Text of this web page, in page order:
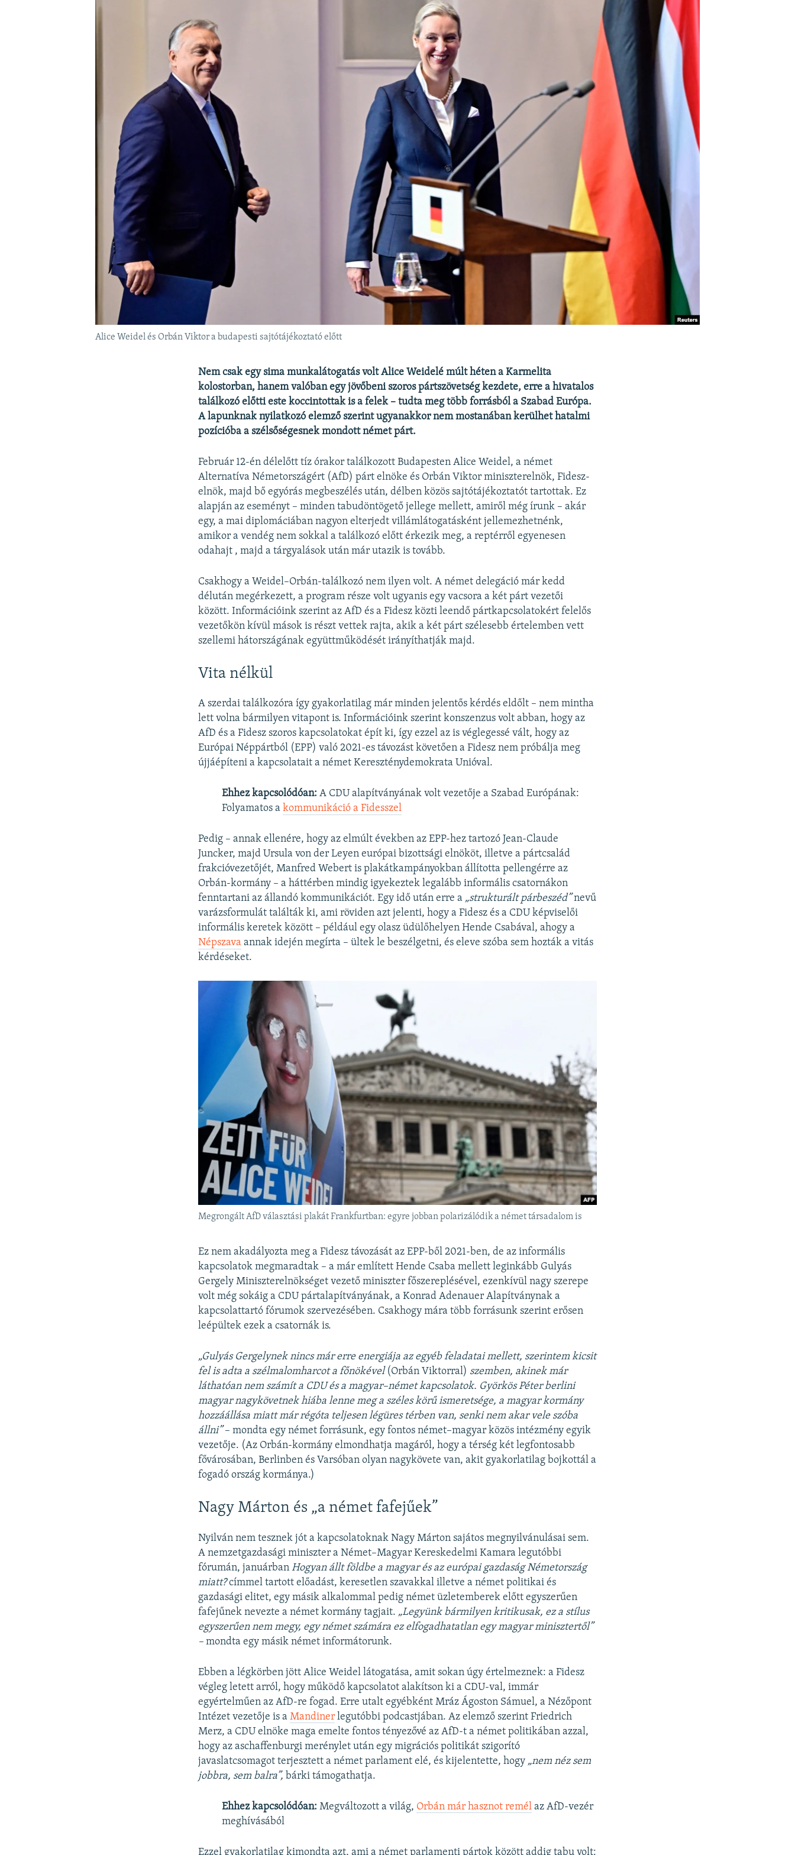
Alice Weidel és Orbán Viktor a budapesti sajtótájékoztató előtt
Nem csak egy sima munkalátogatás volt Alice Weidelé múlt héten a Karmelita
kolostorban, hanem valóban egy jövőbeni szoros pártszövetség kezdete, erre a hivatalos
találkozó előtti este koccintottak is a felek – tudta meg több forrásból a Szabad Európa.
A lapunknak nyilatkozó elemző szerint ugyanakkor nem mostanában kerülhet hatalmi
pozícióba a szélsőségesnek mondott német párt.
Február 12-én délelőtt tíz órakor találkozott Budapesten Alice Weidel, a német
Alternatíva Németországért (AfD) párt elnöke és Orbán Viktor miniszterelnök, Fidesz-
elnök, majd bő egyórás megbeszélés után, délben közös sajtótájékoztatót tartottak. Ez
alapján az eseményt – minden tabudöntögető jellege mellett, amiről még írunk – akár
egy, a mai diplomáciában nagyon elterjedt villámlátogatásként jellemezhetnénk,
amikor a vendég nem sokkal a találkozó előtt érkezik meg, a reptérről egyenesen
odahajt , majd a tárgyalások után már utazik is tovább.
Csakhogy a Weidel–Orbán-találkozó nem ilyen volt. A német delegáció már kedd
délután megérkezett, a program része volt ugyanis egy vacsora a két párt vezetői
között. Információink szerint az AfD és a Fidesz közti leendő pártkapcsolatokért felelős
vezetőkön kívül mások is részt vettek rajta, akik a két párt szélesebb értelemben vett
szellemi hátországának együttműködését irányíthatják majd.
Vita nélkül
A szerdai találkozóra így gyakorlatilag már minden jelentős kérdés eldőlt – nem mintha
lett volna bármilyen vitapont is. Információink szerint konszenzus volt abban, hogy az
AfD és a Fidesz szoros kapcsolatokat épít ki, így ezzel az is véglegessé vált, hogy az
Európai Néppártból (EPP) való 2021-es távozást követően a Fidesz nem próbálja meg
újjáépíteni a kapcsolatait a német Kereszténydemokrata Unióval.
Ehhez kapcsolódóan: A CDU alapítványának volt vezetője a Szabad Európának:
Folyamatos akommunikáció a Fidesszel
Pedig – annak ellenére, hogy az elmúlt években az EPP-hez tartozó Jean-Claude
Juncker, majd Ursula von der Leyen európai bizottsági elnököt, illetve a pártcsalád
frakcióvezetőjét, Manfred Webert is plakátkampányokban állította pellengérre az
Orbán-kormány – a háttérben mindig igyekeztek legalább informális csatornákon
fenntartani az állandó kommunikációt. Egy idő után erre a „strukturált párbeszéd”nevű
varázsformulát találták ki, ami röviden azt jelenti, hogy a Fidesz és a CDU képviselői
informális keretek között – például egy olasz üdülőhelyen Hende Csabával, ahogy a
Népszava annak idején megírta – ültek le beszélgetni, és eleve szóba sem hozták a vitás
kérdéseket.
Megrongált AfD választási plakát Frankfurtban: egyre jobban polarizálódik a német társadalom is
Ez nem akadályozta meg a Fidesz távozását az EPP-ből 2021-ben, de az informális
kapcsolatok megmaradtak – a már említett Hende Csaba mellett leginkább Gulyás
Gergely Miniszterelnökséget vezető miniszter főszereplésével, ezenkívül nagy szerepe
volt még sokáig a CDU pártalapítványának, a Konrad Adenauer Alapítványnak a
kapcsolattartó fórumok szervezésében. Csakhogy mára több forrásunk szerint erősen
leépültek ezek a csatornák is.
„Gulyás Gergelynek nincs már erre energiája az egyéb feladatai mellett, szerintem kicsit
fel is adta a szélmalomharcot a főnökével (Orbán Viktorral) szemben, akinek már
láthatóan nem számít a CDU és a magyar–német kapcsolatok. Györkös Péter berlini
magyar nagykövetnek hiába lenne meg a széles körű ismeretsége, a magyar kormány
hozzáállása miatt már régóta teljesen légüres térben van, senki nem akar vele szóba
állni”– mondta egy német forrásunk, egy fontos német–magyar közös intézmény egyik
vezetője. (Az Orbán-kormány elmondhatja magáról, hogy a térség két legfontosabb
fővárosában, Berlinben és Varsóban olyan nagykövete van, akit gyakorlatilag bojkottál a
fogadó ország kormánya.)
Nagy Márton és „a német fafejűek”
Nyilván nem tesznek jót a kapcsolatoknak Nagy Márton sajátos megnyilvánulásai sem.
A nemzetgazdasági miniszter a Német–Magyar Kereskedelmi Kamara legutóbbi
fórumán, januárbanHogyan állt földbe a magyar és az európai gazdaság Németország
miatt?címmel tartott előadást, keresetlen szavakkal illetve a német politikai és
gazdasági elitet, egy másik alkalommal pedig német üzletemberek előtt egyszerűen
fafejűnek nevezte a német kormány tagjait. „Legyünk bármilyen kritikusak, ez a stílus
egyszerűen nem megy, egy német számára ez elfogadhatatlan egy magyar minisztertől”
–mondta egy másik német informátorunk.
Ebben a légkörben jött Alice Weidel látogatása, amit sokan úgy értelmeznek: a Fidesz
végleg letett arról, hogy működő kapcsolatot alakítson ki a CDU-val, immár
egyértelműen az AfD-re fogad. Erre utalt egyébként Mráz Ágoston Sámuel, a Nézőpont
Intézet vezetője is aMandiner legutóbbi podcastjában. Az elemző szerint Friedrich
Merz, a CDU elnöke maga emelte fontos tényezővé az AfD-t a német politikában azzal,
hogy az aschaffenburgi merénylet után egy migrációs politikát szigorító
javaslatcsomagot terjesztett a német parlament elé, és kijelentette, hogy „nem néz sem
jobbra, sem balra”, bárki támogathatja.
Ehhez kapcsolódóan: Megváltozott a világ, Orbán már hasznot remél az AfD-vezér
meghívásából
Ezzel gyakorlatilag kimondta azt, ami a német parlamenti pártok között addig tabu volt: